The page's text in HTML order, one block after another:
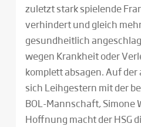
zuletzt stark spielende
verhindert und gleich
gesundheitlich
wegen Krankheit oder
komplett absagen. Auf
sich Leihgestern mit der
BOL-Mannschaft, Simone
Hoffnung macht der HSG